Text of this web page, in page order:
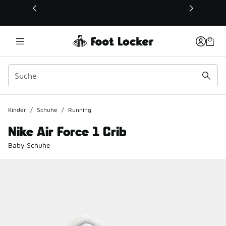
Dieser Link öffnet sich in einem neuen Fenster
Kinder / Schuhe / Running
Nike Air Force 1 Crib
Baby Schuhe